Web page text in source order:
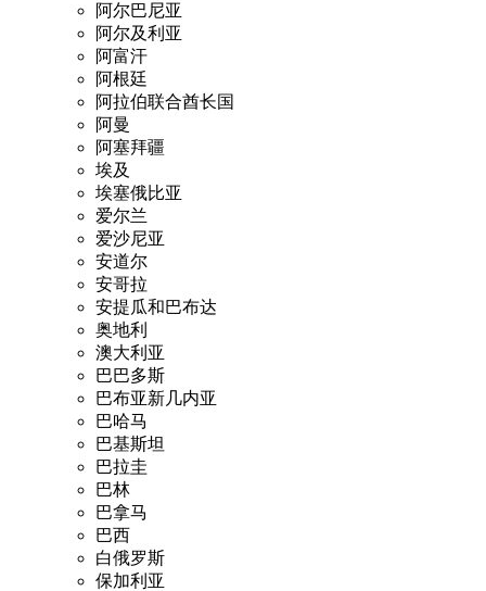
阿尔巴尼亚
阿尔及利亚
阿富汗
阿根廷
阿拉伯联合酋长国
阿曼
阿塞拜疆
埃及
埃塞俄比亚
爱尔兰
爱沙尼亚
安道尔
安哥拉
安提瓜和巴布达
奥地利
澳大利亚
巴巴多斯
巴布亚新几内亚
巴哈马
巴基斯坦
巴拉圭
巴林
巴拿马
巴西
白俄罗斯
保加利亚